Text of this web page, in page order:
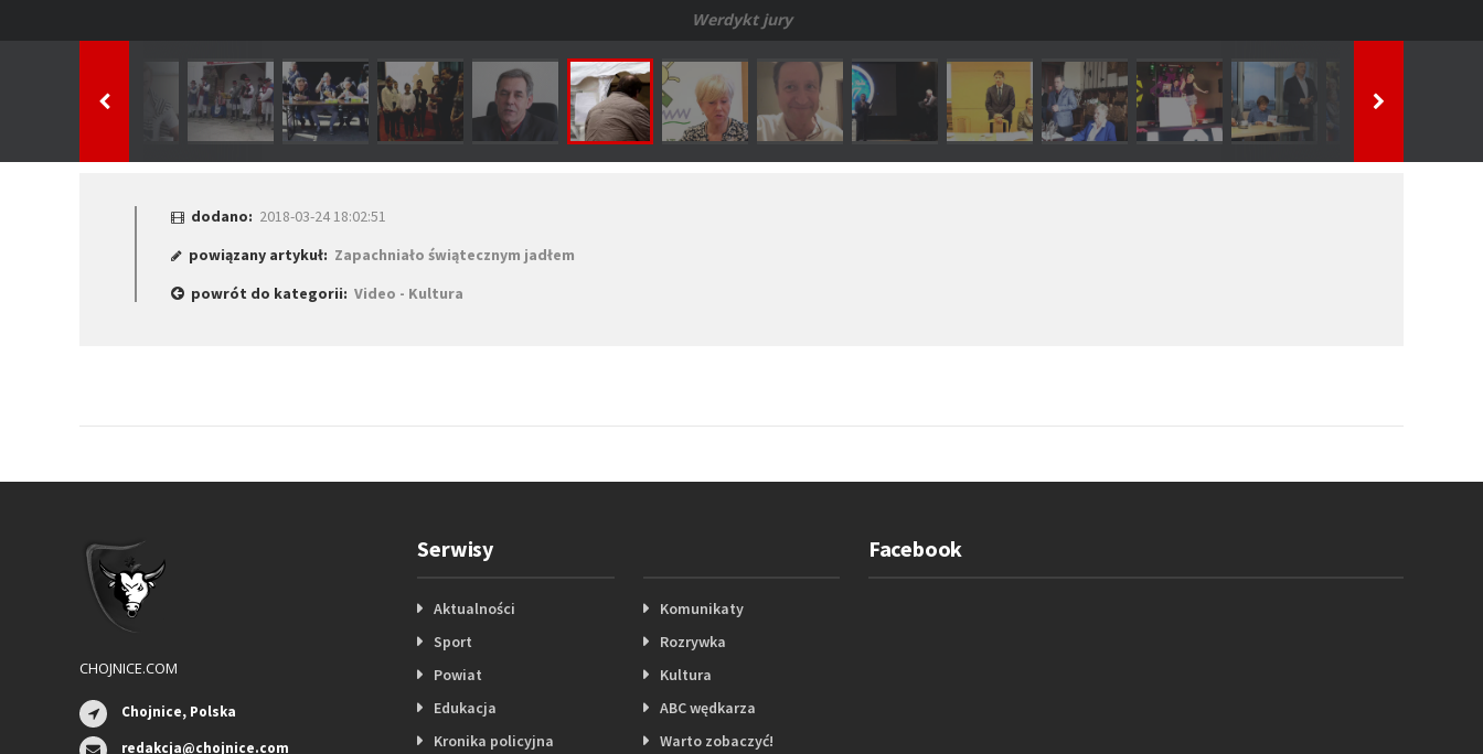
Werdykt jury
dodano: 2018-03-24 18:02:51
powiązany artykuł: Zapachniało świątecznym jadłem
powrót do kategorii: Video - Kultura
CHOJNICE.COM
Chojnice, Polska
redakcja@chojnice.com
Serwisy
Aktualności
Sport
Powiat
Edukacja
Kronika policyjna
Komunikaty
Rozrywka
Kultura
ABC wędkarza
Warto zobaczyć!
Facebook